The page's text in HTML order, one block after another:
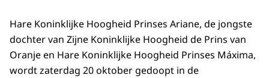
Hare Koninklijke Hoogheid Prinses Ariane, de jongste
dochter van Zijne Koninklijke Hoogheid de Prins van
Oranje en Hare Koninklijke Hoogheid Prinses Máxima,
wordt zaterdag 20 oktober gedoopt in de